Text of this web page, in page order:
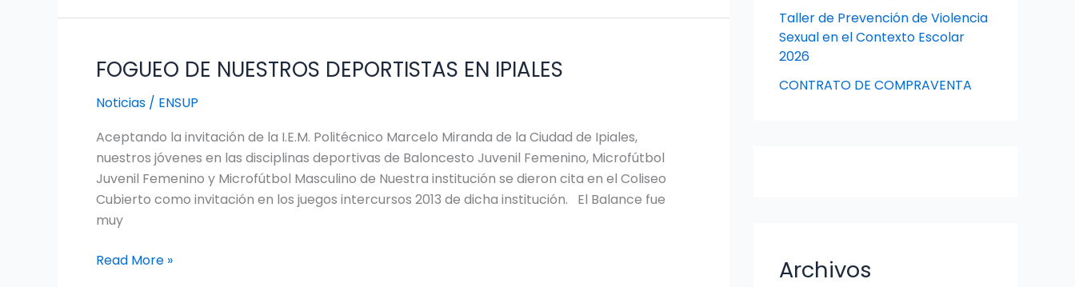
FOGUEO DE NUESTROS DEPORTISTAS EN IPIALES
Noticias / ENSUP
Aceptando la invitación de la I.E.M. Politécnico Marcelo Miranda de la Ciudad de Ipiales,
nuestros jóvenes en las disciplinas deportivas de Baloncesto Juvenil Femenino, Microfútbol
Juvenil Femenino y Microfútbol Masculino de Nuestra institución se dieron cita en el Coliseo
Cubierto como invitación en los juegos intercursos 2013 de dicha institución. El Balance fue
muy
FOGUEO
NUESTROS
DEPORTISTAS
IPIALES
Read More »
Taller de Prevención de Violencia
Sexual en el Contexto Escolar
2026
CONTRATO DE COMPRAVENTA
Archivos